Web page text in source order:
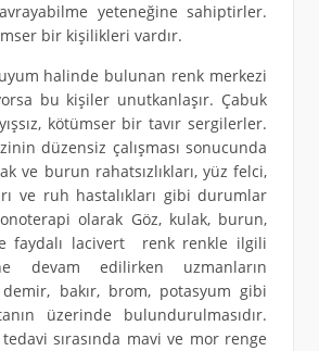
yeteneğine sahiptirler.
bir kişilikleri vardır.
halinde bulunan renk merkezi
bu kişiler unutkanlaşır. Çabuk
kötümser bir tavır sergilerler.
düzensiz çalışması sonucunda
ve burun rahatsızlıkları, yüz felci,
ve ruh hastalıkları gibi durumlar
olarak Göz, kulak, burun,
faydalı lacivert renk renkle ilgili
devam edilirken uzmanların
bakır, brom, potasyum gibi
üzerinde bulundurulmasıdır.
sırasında mavi ve mor renge